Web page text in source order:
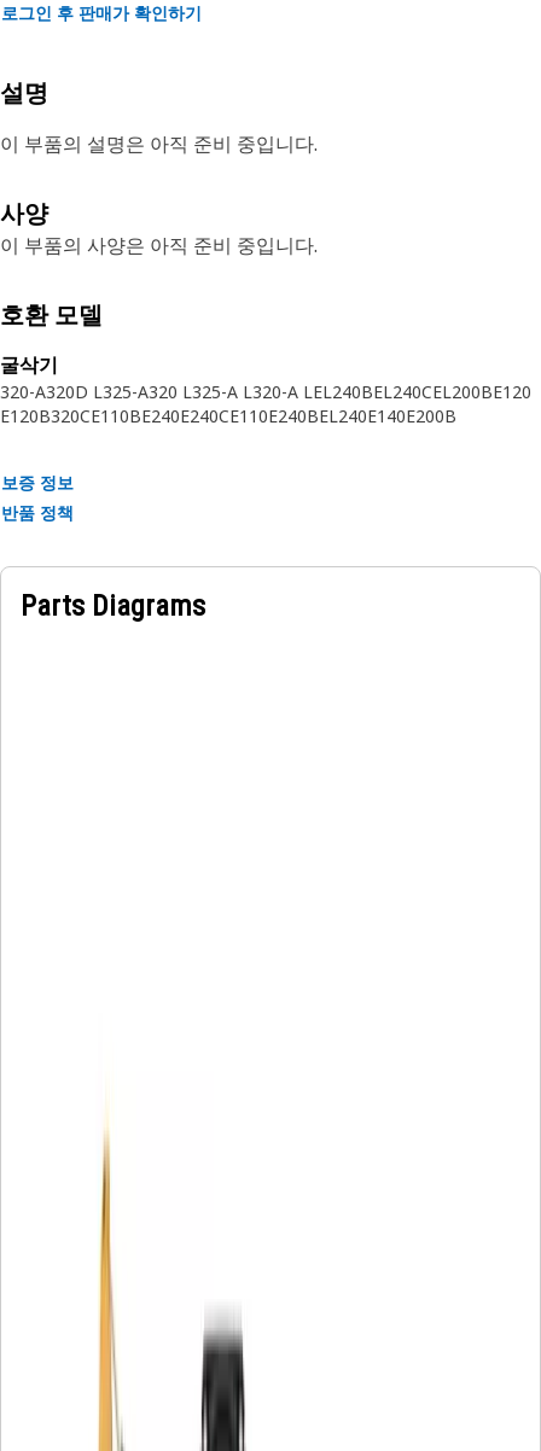
로그인 후 판매가 확인하기
설명
이 부품의 설명은 아직 준비 중입니다.
사양
이 부품의 사양은 아직 준비 중입니다.
호환 모델
굴삭기
320-A320D L325-A320 L325-A L320-A LEL240BEL240CEL200BE120
E120B320CE110BE240E240CE110E240BEL240E140E200B
보증 정보
반품 정책
Parts Diagrams